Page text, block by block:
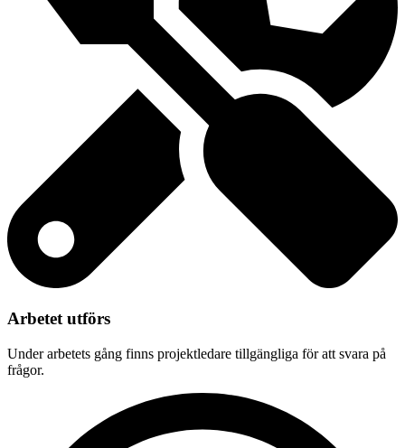
Arbetet utförs
Under arbetets gång finns projektledare tillgängliga för att svara på
frågor.